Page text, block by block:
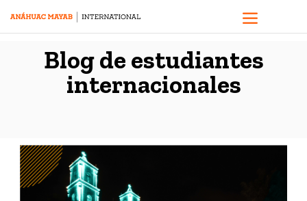
Blog de estudiantes
internacionales